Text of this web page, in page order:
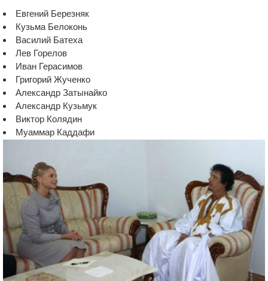
Евгений Березняк
Кузьма Белоконь
Василий Батеха
Лев Горелов
Иван Герасимов
Григорий Жученко
Александр Затынайко
Александр Кузьмук
Виктор Колядин
Муаммар Каддафи